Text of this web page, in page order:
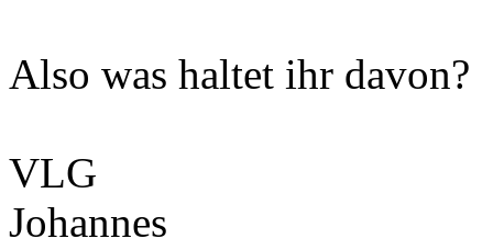
Also was haltet ihr davon?
VLG
Johannes